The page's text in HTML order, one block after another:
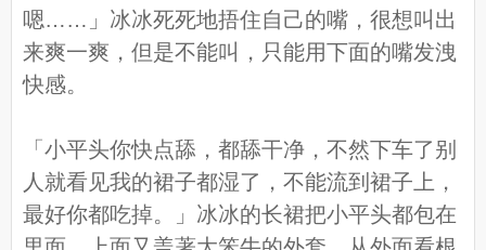
嗯……」冰冰死死地捂住自己的嘴，很想叫出
来爽一爽，但是不能叫，只能用下面的嘴发洩
快感。
「小平头你快点舔，都舔干净，不然下车了别
人就看见我的裙子都湿了，不能流到裙子上，
最好你都吃掉。」冰冰的长裙把小平头都包在